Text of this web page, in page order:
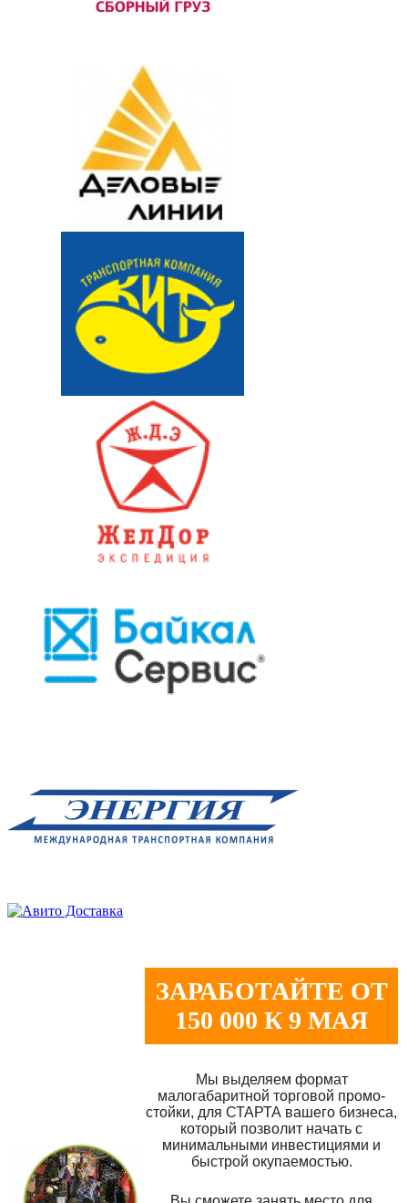
ЗАРАБОТАЙТЕ ОТ
150 000 К 9 МАЯ
Мы выделяем формат
малогабаритной торговой промо-
стойки, для СТАРТА вашего бизнеса,
который позволит начать с
минимальными инвестициями и
быстрой окупаемостью.